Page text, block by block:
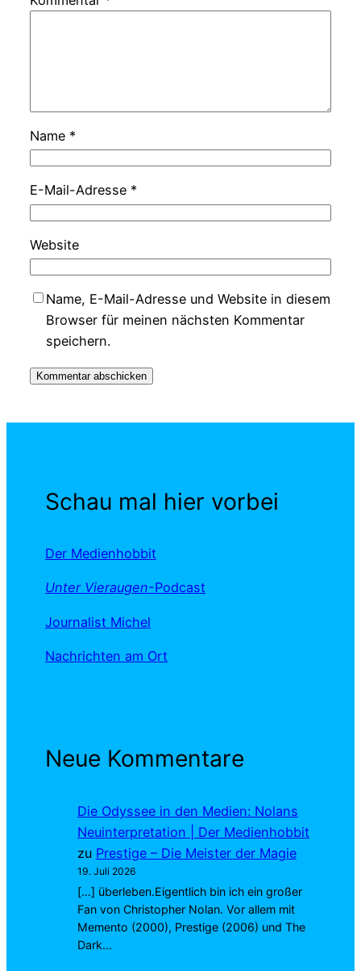
Name *
E-Mail-Adresse *
Website
Name, E-Mail-Adresse und Website in diesem
Browser für meinen nächsten Kommentar
speichern.
Schau mal hier vorbei
Der Medienhobbit
Unter Vieraugen-Podcast
Journalist Michel
Nachrichten am Ort
Neue Kommentare
Die Odyssee in den Medien: Nolans
Neuinterpretation | Der Medienhobbit
zu Prestige – Die Meister der Magie
19. Juli 2026
[…] überleben.Eigentlich bin ich ein großer
Fan von Christopher Nolan. Vor allem mit
Memento (2000), Prestige (2006) und The
Dark…